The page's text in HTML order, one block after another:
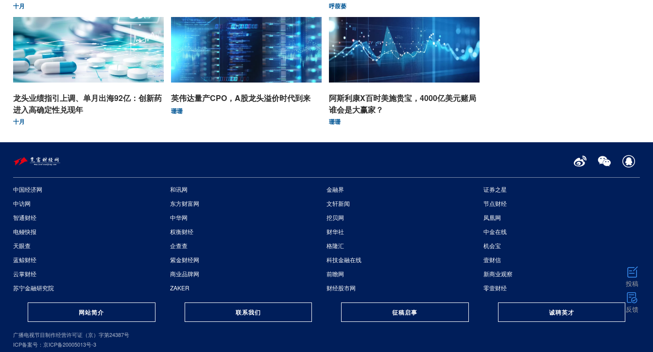
十月 呼葭蒌
龙头业绩指引上调、单月出海92亿：创新药
进入高确定性兑现年
十月
英伟达量产CPO，A股龙头溢价时代到来
珊珊
阿斯利康X百时美施贵宝，4000亿美元赌局
谁会是大赢家？
珊珊
中国经济网 和讯网 金融界
证券之星
中访网
东方财富网 文轩新闻
节点财经
智通财经
中华网 挖贝网
凤凰网
电鳗快报
权衡财经 财华社
中金在线
天眼查
企查查 格隆汇
机会宝
蓝鲸财经
紫金财经网 科技金融在线
壹财信
云掌财经
商业品牌网 前瞻网
新商业观察
苏宁金融研究院
ZAKER 财经股市网 零壹财经
网站简介 联系我们 征稿启事 诚聘英才
广播电视节目制作经营许可证（京）字第24387号
ICP备案号：京ICP备20005013号-3
投稿
反馈